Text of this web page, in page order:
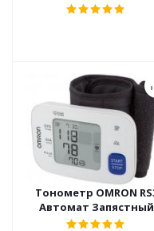
Тонометр OMRON
Автомат Запястный